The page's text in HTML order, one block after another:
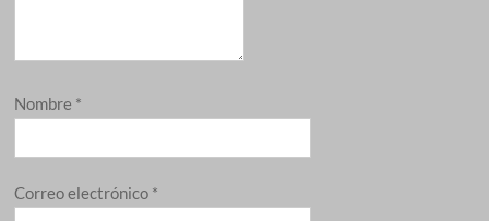
Nombre *
Correo electrónico *